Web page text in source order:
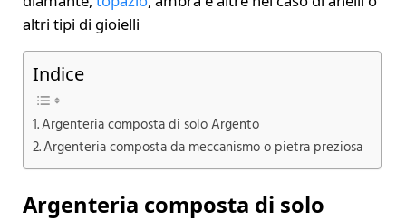
altri tipi di gioielli
Indice
Argenteria composta di solo Argento
Argenteria composta da meccanismo o pietra preziosa
Argenteria composta di solo